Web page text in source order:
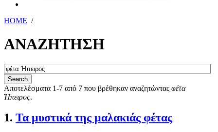
HOME /
ΑΝΑΖΗΤΗΣΗ
Αποτελέσματα 1-7 από 7 που βρέθηκαν αναζητώντας φέτα
Ήπειρος.
1. Τα μυστικά της μαλακιάς φέτας